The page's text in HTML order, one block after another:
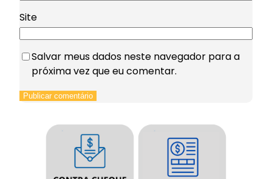
Site
Salvar meus dados neste navegador para a
próxima vez que eu comentar.